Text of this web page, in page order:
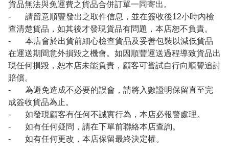
貨品無法與免運費之貨品合併訂單一同寄出。
- 請留意順豐發出之取件信息，並在簽收後12小時內檢
查清楚貨品，如其後才發現貨品有問題，本店恕不負責。
- 本店會於出貨前細心檢查貨品及妥善包裝以減低貨品
在運送期間意外損毀之機會。如因順豐運送過程導致貨品出
現任何損毀，恕本店未能負責，顧客可嘗試自行向順豐追討
賠償。
- 為避免造成不必要的誤會，請將入數證明保留直至完
成簽收貨品為止。
- 如發現顧客有任何不誠實行為，本店必報警處理。
- 如有任何疑問，請在下單前聯絡本店查詢。
- 如有任何更改，本店保留最終決定權。